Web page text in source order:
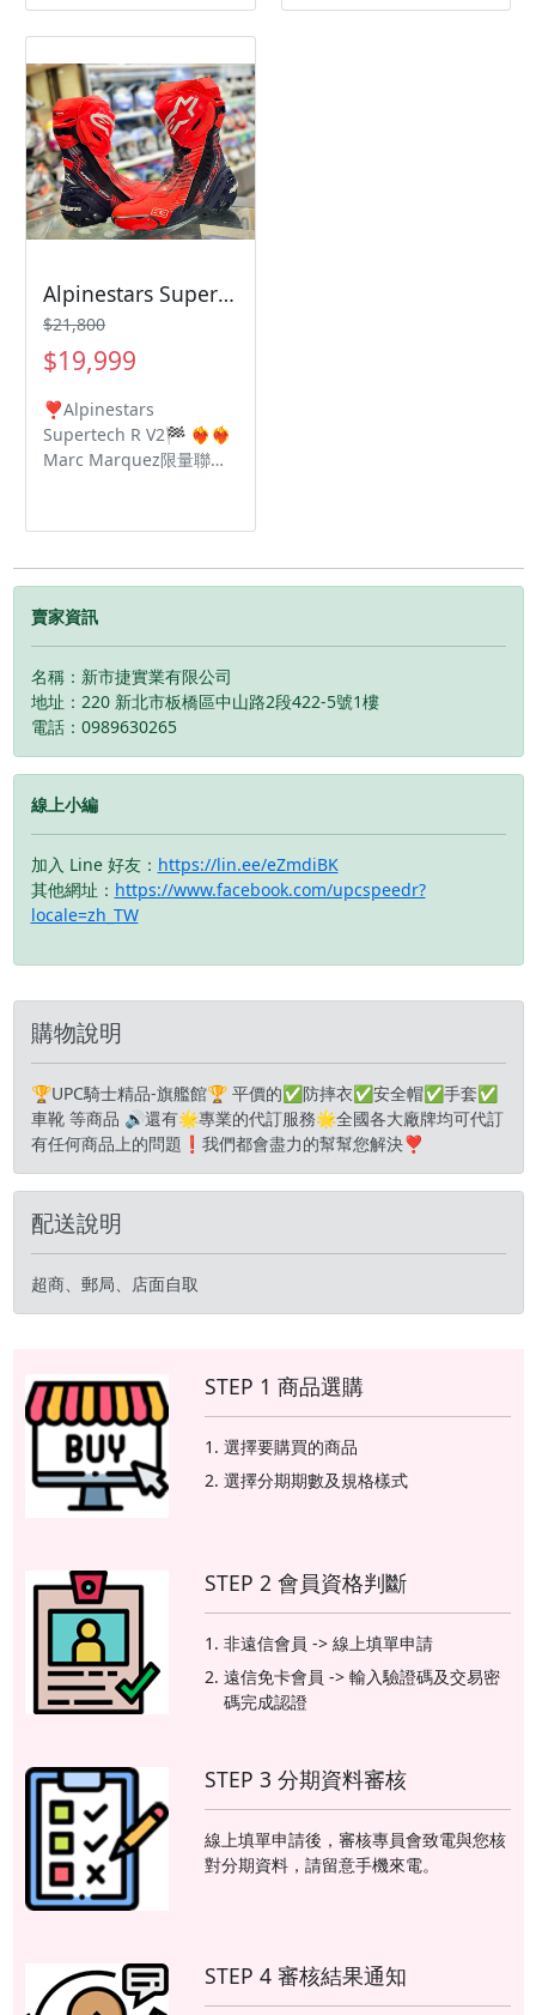
多選手御用鞋款🔥 超細
纖維設計提高靈活性🌟減
輕重量🌟 重新設計✅加
厚加大脛骨 ✅新的內靴
🗣將保護及性能提升🔝到
最高境界🆘
級規格🔝眾多選手御用鞋
Alpinestars Supertech R V2 Marc Marquez限量聯名
$21,800
$19,999
❣️Alpinestars
Supertech R V2🏁 ❤️‍🔥❤️‍🔥
Marc Marquez限量聯名
級規格🔝眾多選手御用鞋
活性🌟減輕重量🌟 重新
設計✅加厚加大脛骨 ✅
賣家資訊
名稱：新市捷實業有限公司
地址：220 新北市板橋區中山路2段422-5號1樓
電話：0989630265
線上小編
加入 Line 好友： https://lin.ee/eZmdiBK
其他網址： https://www.facebook.com/upcspeedr?
locale=zh_TW
購物說明
🏆UPC騎士精品-旗艦館🏆 平價的✅防摔衣✅安全帽✅手套✅
車靴 等商品 🔊還有🌟專業的代訂服務🌟全國各大廠牌均可代訂
有任何商品上的問題❗️我們都會盡力的幫幫您解決❣️
配送說明
超商、郵局、店面自取
STEP 1 商品選購
選擇要購買的商品
選擇分期期數及規格樣式
STEP 2 會員資格判斷
非遠信會員 -> 線上填單申請
遠信免卡會員 -> 輸入驗證碼及交易密
碼完成認證
STEP 3 分期資料審核
線上填單申請後，審核專員會致電與您核
對分期資料，請留意手機來電。
STEP 4 審核結果通知